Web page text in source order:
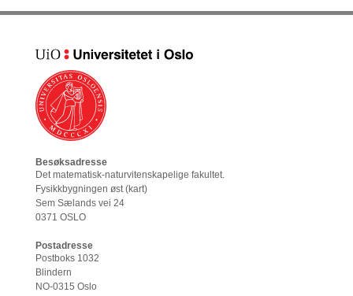
Besøksadresse
Det matematisk-naturvitenskapelige fakultet.
Fysikkbygningen øst (kart)
Sem Sælands vei 24
0371 OSLO
Postadresse
Postboks 1032
Blindern
NO-0315 Oslo